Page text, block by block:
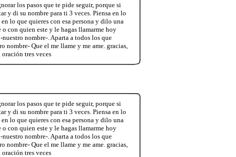
los pasos que te pide seguir, porque si
y di su nombre para ti 3 veces. Piensa en lo
lo que quieres con esa persona y dilo una
con quien este y le hagas llamarme hoy
nombre-. Aparta a todos los que
nombre- Que el me llame y me ame. gracias,
tres veces
los pasos que te pide seguir, porque si
y di su nombre para ti 3 veces. Piensa en lo
lo que quieres con esa persona y dilo una
con quien este y le hagas llamarme hoy
nombre-. Aparta a todos los que
nombre- Que el me llame y me ame. gracias,
tres veces